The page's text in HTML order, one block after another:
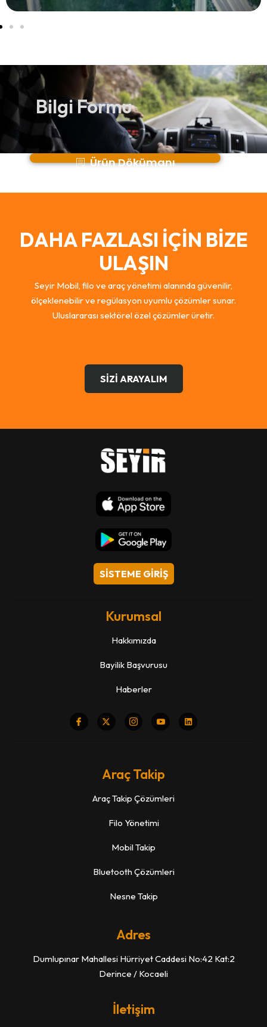
Bilgi Formu
Ürün Dökümanı
DAHA FAZLASI İÇİN BİZE
ULAŞIN
Seyir Mobil, filo ve araç yönetimi alanında güvenilir,
ölçeklenebilir ve regülasyon uyumlu çözümler sunar.
Uluslararası sektörel özel çözümler üretir.
SİZİ ARAYALIM
SİSTEME GİRİŞ
Kurumsal
Hakkımızda
Bayilik Başvurusu
Haberler
Araç Takip
Araç Takip Çözümleri
Filo Yönetimi
Mobil Takip
Bluetooth Çözümleri
Nesne Takip
Adres
Dumlupınar Mahallesi Hürriyet Caddesi No:42 Kat:2
Derince / Kocaeli
İletişim